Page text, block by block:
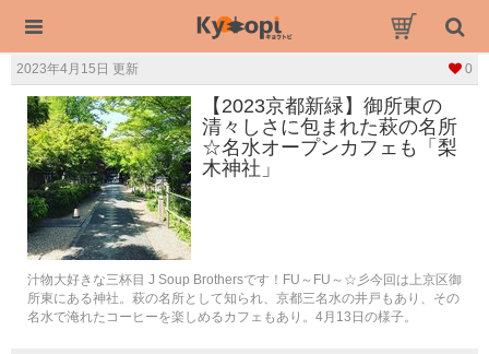
2023年4月15日 更新 0
【2023京都新緑】御所東の
清々しさに包まれた萩の名所
☆名水オープンカフェも「梨
木神社」
汁物大好きな三杯目 J Soup Brothersです！FU～FU～☆彡今回は上京区御
所東にある神社。萩の名所として知られ、京都三名水の井戸もあり、その
名水で淹れたコーヒーを楽しめるカフェもあり。4月13日の様子。